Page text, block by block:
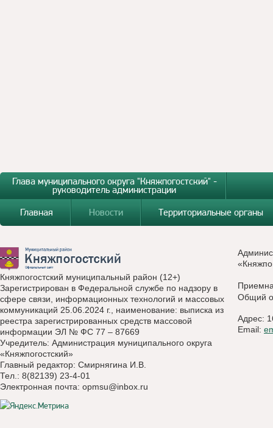
Глава муниципального округа "Княжпогостский" -
руководитель администрации
Главная
Новости Территориальные органы
Княжпогостский муниципальный район (12+)
Зарегистрирован в Федеральной службе по надзору в
сфере связи, информационных технологий и массовых
коммуникаций 25.06.2024 г., наименование: выписка из
реестра зарегистрированных средств массовой
информации ЭЛ № ФС 77 – 87669
Учредитель: Администрация муниципального округа
«Княжпогостский»
Главный редактор: Смирнягина И.В.
Тел.: 8(82139) 23-4-01
Электронная почта: opmsu@inbox.ru
Общий
Адрес:
Email: